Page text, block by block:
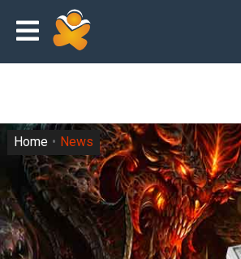
Home News